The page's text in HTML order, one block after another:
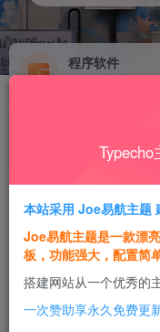
程序软件
优雅轻量的
Joe 主题，优雅极
优雅轻量的
Joe 主题，优雅极速
推荐文章
本站采用 Joe易航主题
Joe易航主题是一款漂
板，功能强大，配置简
搭建网站从一个优秀的
一次赞助享永久免费更